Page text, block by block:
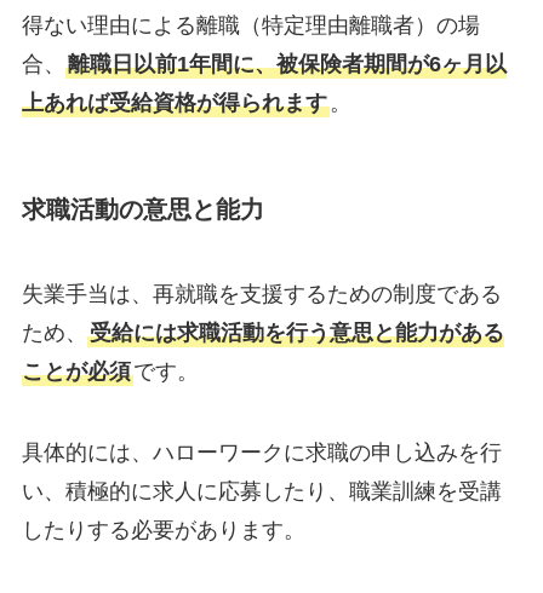
得ない理由による離職（特定理由離職者）の場
合、 離職日以前1年間に、被保険者期間が6ヶ月以
上あれば受給資格が得られます。
求職活動の意思と能力
失業手当は、再就職を支援するための制度である
ため、 受給には求職活動を行う意思と能力がある
ことが必須です。
具体的には、ハローワークに求職の申し込みを行
い、積極的に求人に応募したり、職業訓練を受講
したりする必要があります。